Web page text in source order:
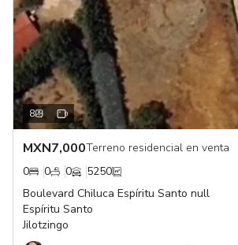
8
MXN7,000Terreno residencial en venta
0
0 0
5250
Boulevard Chiluca Espíritu Santo null
Espíritu Santo
Jilotzingo